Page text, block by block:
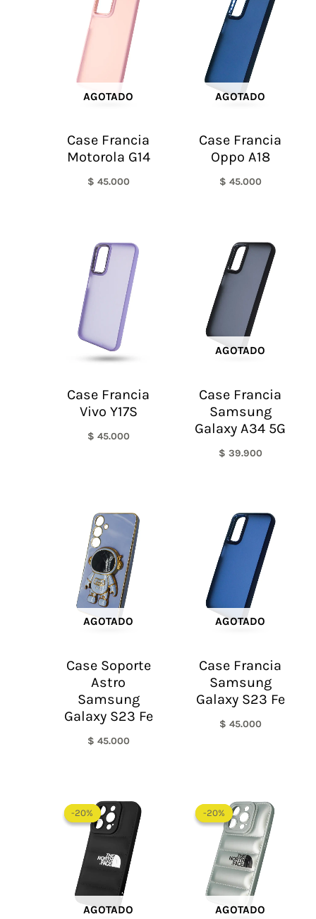
AGOTADO
Case Francia
Motorola G14
$ 45.000
AGOTADO
Case Francia
Oppo A18
$ 45.000
Case Francia
Vivo Y17S
$ 45.000
AGOTADO
Case Francia
Samsung
Galaxy A34 5G
$ 39.900
AGOTADO
Case Soporte
Astro
Samsung
Galaxy S23 Fe
$ 45.000
AGOTADO
Case Francia
Samsung
Galaxy S23 Fe
$ 45.000
-20%
AGOTADO
-20%
precio
original
era:
$ 60.000.
-20%
AGOTADO
-20%
precio
original
era:
$ 60.000.